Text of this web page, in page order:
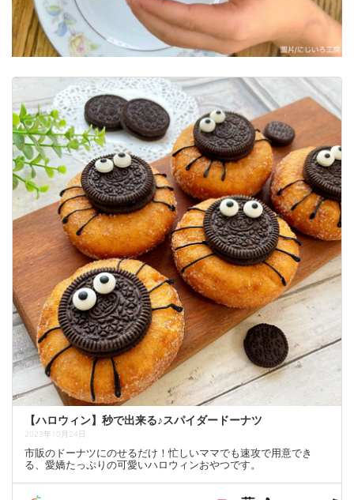
【ハロウィン】秒で出来る♪スパイダードーナツ
2023年10月24日
市販のドーナツにのせるだけ！忙しいママでも速攻で用意でき
る、愛嬌たっぷりの可愛いハロウィンおやつです。